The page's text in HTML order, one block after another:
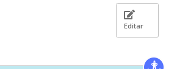
Editar